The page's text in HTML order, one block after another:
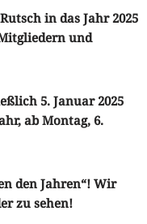
in das Jahr 2025
und
5. Januar 2025
ab Montag, 6.
den Jahren“! Wir
zu sehen!